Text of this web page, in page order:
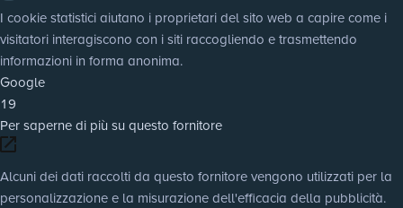
I cookie statistici aiutano i proprietari del sito web a capire come i
visitatori interagiscono con i siti raccogliendo e trasmettendo
informazioni in forma anonima.
Google
19
Per saperne di più su questo fornitore
Alcuni dei dati raccolti da questo fornitore vengono utilizzati per la
personalizzazione e la misurazione dell'efficacia della pubblicità.